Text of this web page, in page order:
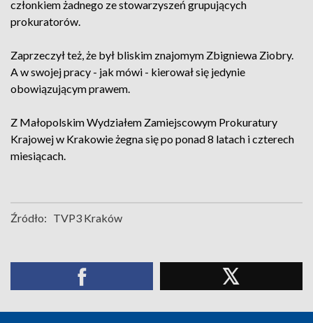
członkiem żadnego ze stowarzyszeń grupujących
prokuratorów.
Zaprzeczył też, że był bliskim znajomym Zbigniewa Ziobry.
A w swojej pracy - jak mówi - kierował się jedynie
obowiązującym prawem.
Z Małopolskim Wydziałem Zamiejscowym Prokuratury
Krajowej w Krakowie żegna się po ponad 8 latach i czterech
miesiącach.
Źródło: TVP3 Kraków